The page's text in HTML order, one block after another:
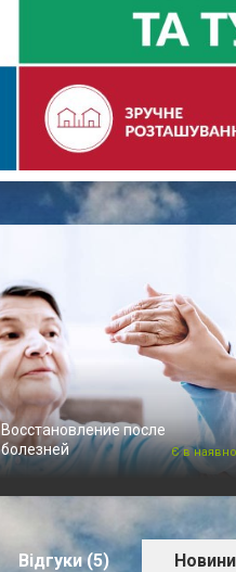
Восстановление после
болезней
Є в
Відгуки (5)